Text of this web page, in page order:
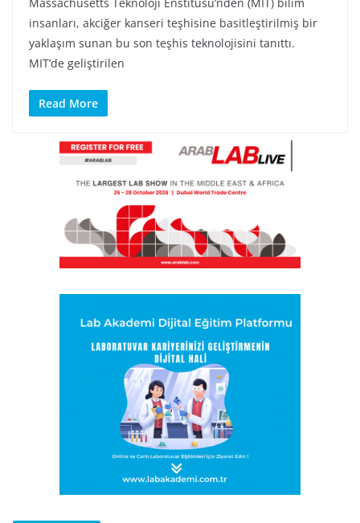
Massachusetts Teknoloji Enstitüsü’nden (MIT) bilim
insanları, akciğer kanseri teşhisine basitleştirilmiş bir
yaklaşım sunan bu son teşhis teknolojisini tanıttı.
MIT’de geliştirilen
Read More